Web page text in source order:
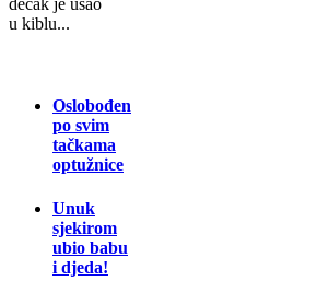
dečak je ušao
u kiblu...
Oslobođen
po svim
tačkama
optužnice
Unuk
sjekirom
ubio babu
i djeda!